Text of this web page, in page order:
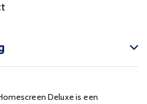
Deluxe is een